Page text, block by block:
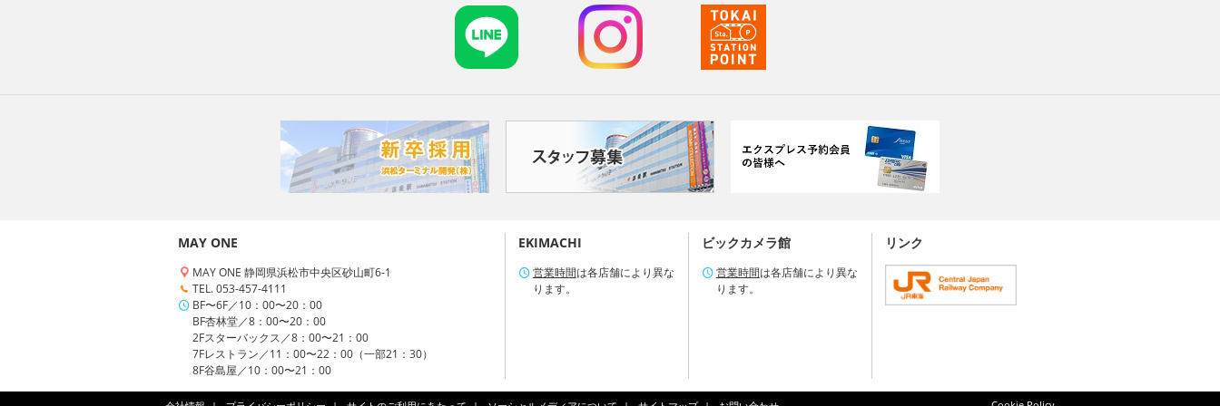
MAY ONE
MAY ONE 静岡県浜松市中央区砂山町6-1
TEL. 053-457-4111
BF〜6F／10：00〜20：00
BF杏林堂／8：00〜20：00
2Fスターバックス／8：00〜21：00
7Fレストラン／11：00〜22：00（一部21：30）
8F谷島屋／10：00〜21：00
EKIMACHI
営業時間は各店舗により異な
ります。
ビックカメラ館
営業時間は各店舗により異な
ります。
リンク